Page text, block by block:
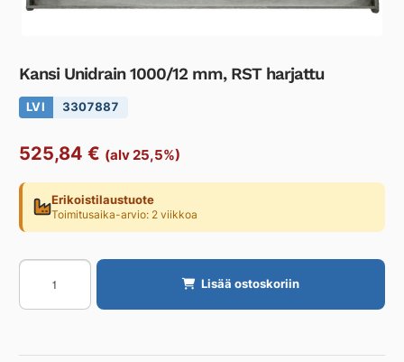
Kansi Unidrain 1000/12 mm, RST harjattu
LVI 3307887
525,84 € (alv 25,5%)
Erikoistilaustuote
Toimitusaika-arvio: 2 viikkoa
Kansi
Unidrain
1000/12
RST
Lisää ostoskoriin